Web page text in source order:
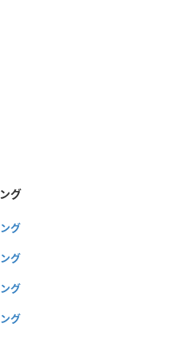
グ
グ
グ
グ
グ